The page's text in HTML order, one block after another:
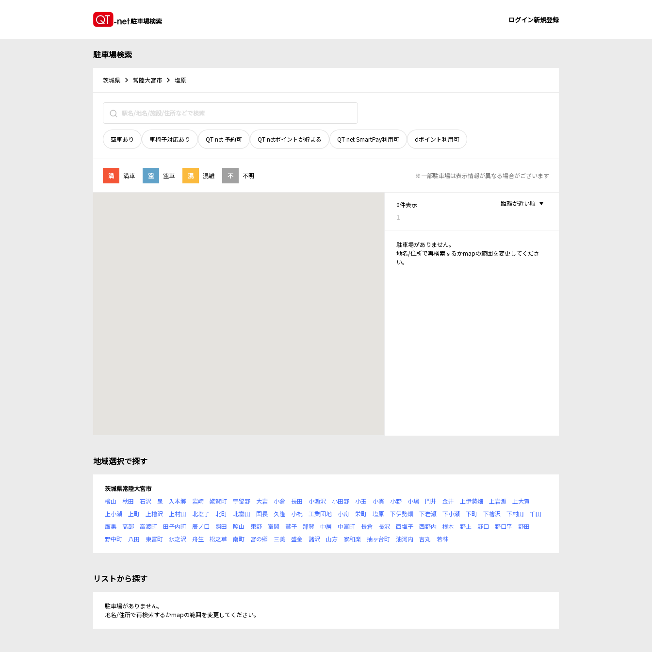
駐車場検索 ログイン新規登録
駐車場検索
茨城県 常陸大宮市 塩原
空車あり 車椅子対応あり QT-net 予約可 QT-netポイントが貯まる QT-net SmartPay利用可 dポイント利用可
満 満車 空 空車 混 混雑 不 不明 ※一部駐車場は表示情報が異なる場合がございます
0件表示
1
距離が近い順
駐車場がありません。
地名/住所で再検索するかmapの範囲を変更してくださ
い。
地域選択で探す
茨城県常陸大宮市
檜山
秋田 石沢 泉 入本郷 岩崎 姥賀町 宇留野 大岩 小倉 長田 小瀬沢 小田野 小玉 小貫 小野 小場 門井 金井 上伊勢畑 上岩瀬
上大賀
上小瀬
上町 上檜沢 上村田 北塩子 北町 北富田 国長 久隆 小祝 工業団地 小舟 栄町 塩原 下伊勢畑 下岩瀬 下小瀬 下町 下檜沢 下村田
千田
鷹巣
高部 高渡町 田子内町 辰ノ口 照田 照山 東野 富岡 鷲子 那賀 中居 中富町 長倉 長沢 西塩子 西野内 根本 野上 野口 野口平
野田
野中町
八田 東富町 氷之沢 舟生 松之草 南町 宮の郷 三美 盛金 諸沢 山方 家和楽 抽ヶ台町 油河内 吉丸 若林
リストから探す
駐車場がありません。
地名/住所で再検索するかmapの範囲を変更してください。